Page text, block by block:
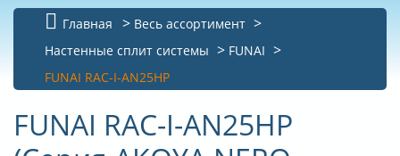
КАТАЛОГ
Главная
Весь ассортимент
Настенные сплит системы
FUNAI
FUNAI RAC-I-AN25HP
FUNAI RAC-I-AN25HP